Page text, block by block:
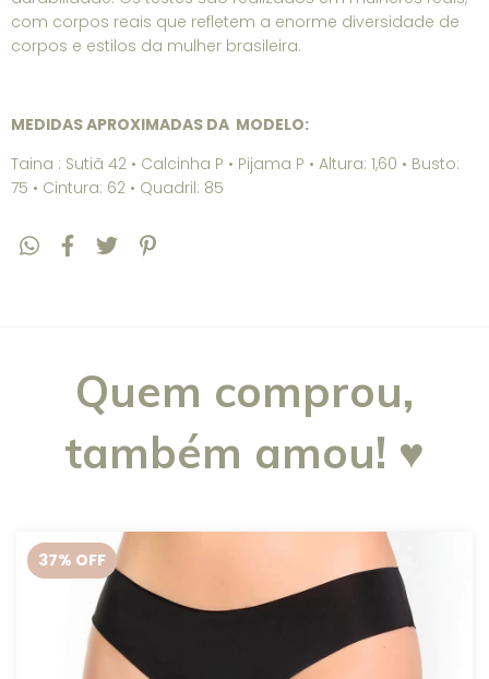
com corpos reais que refletem a enorme diversidade de
corpos e estilos da mulher brasileira.
MEDIDAS APROXIMADAS DA MODELO:
Taina : Sutiã 42 • Calcinha P • Pijama P • Altura: 1,60 • Busto:
75 • Cintura: 62 • Quadril: 85
Quem comprou,
também amou! ♥
37% OFF